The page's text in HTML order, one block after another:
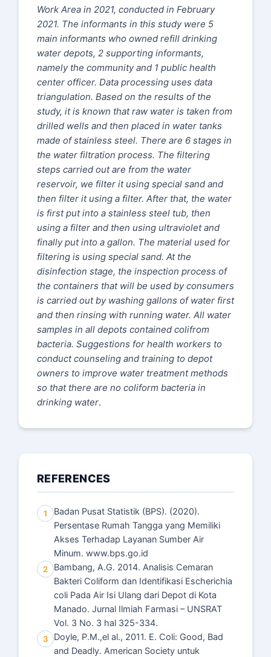
Work Area in 2021, conducted in February
2021. The informants in this study were 5
main informants who owned refill drinking
water depots, 2 supporting informants,
namely the community and 1 public health
center officer. Data processing uses data
triangulation. Based on the results of the
study, it is known that raw water is taken from
drilled wells and then placed in water tanks
made of stainless steel. There are 6 stages in
the water filtration process. The filtering
steps carried out are from the water
reservoir, we filter it using special sand and
then filter it using a filter. After that, the water
is first put into a stainless steel tub, then
using a filter and then using ultraviolet and
finally put into a gallon. The material used for
filtering is using special sand. At the
disinfection stage, the inspection process of
the containers that will be used by consumers
is carried out by washing gallons of water first
and then rinsing with running water. All water
samples in all depots contained colifrom
bacteria. Suggestions for health workers to
conduct counseling and training to depot
owners to improve water treatment methods
so that there are no coliform bacteria in
drinking water.
REFERENCES
1
Badan Pusat Statistik (BPS). (2020).
Persentase Rumah Tangga yang Memiliki
Akses Terhadap Layanan Sumber Air
Minum. www.bps.go.id
2
Bambang, A.G. 2014. Analisis Cemaran
Bakteri Coliform dan Identifikasi Escherichia
coli Pada Air Isi Ulang dari Depot di Kota
Manado. Jurnal Ilmiah Farmasi – UNSRAT
Vol. 3 No. 3 hal 325-334.
3
Doyle, P.M.,el al., 2011. E. Coli: Good, Bad
and Deadly. American Society untuk